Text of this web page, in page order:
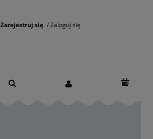
Zarejestruj się Zaloguj się